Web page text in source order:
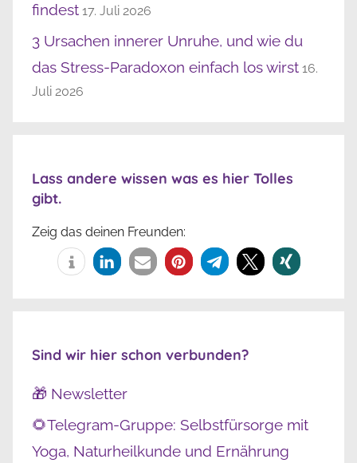
findest 17. Juli 2026
3 Ursachen innerer Unruhe, und wie du
das Stress-Paradoxon einfach los wirst 16.
Juli 2026
Lass andere wissen was es hier Tolles
gibt.
Zeig das deinen Freunden:
Sind wir hier schon verbunden?
🎁 Newsletter
🌻Telegram-Gruppe: Selbstfürsorge mit
Yoga, Naturheilkunde und Ernährung